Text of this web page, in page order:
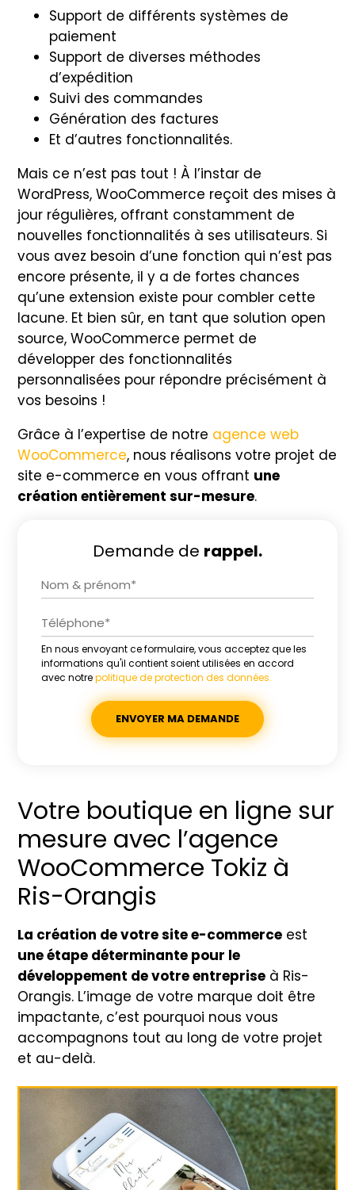
Support de différents systèmes de
paiement
Support de diverses méthodes
d’expédition
Suivi des commandes
Génération des factures
Et d’autres fonctionnalités.
Mais ce n’est pas tout ! À l’instar de
WordPress, WooCommerce reçoit des mises à
jour régulières, offrant constamment de
nouvelles fonctionnalités à ses utilisateurs. Si
vous avez besoin d’une fonction qui n’est pas
encore présente, il y a de fortes chances
qu’une extension existe pour combler cette
lacune. Et bien sûr, en tant que solution open
source, WooCommerce permet de
développer des fonctionnalités
personnalisées pour répondre précisément à
vos besoins !
Grâce à l’expertise de notre agence web
WooCommerce, nous réalisons votre projet de
site e-commerce en vous offrant une
création entièrement sur-mesure.
Demande de rappel.
En nous envoyant ce formulaire, vous acceptez que les
informations qu'il contient soient utilisées en accord
avec notrepolitique de protection des données.
Alternative:
Votre boutique en ligne sur
mesure avec l’agence
WooCommerce Tokiz à
Ris-Orangis
La création de votre site e-commerce est
une étape déterminante pour le
développement de votre entreprise à Ris-
Orangis. L’image de votre marque doit être
impactante, c’est pourquoi nous vous
accompagnons tout au long de votre projet
et au-delà.